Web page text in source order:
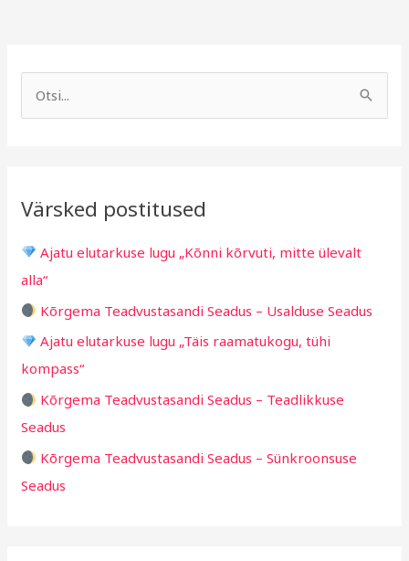
c
o
r
:
Värsked postitused
Ajatu elutarkuse lugu „Kõnni kõrvuti, mitte ülevalt
alla“
Kõrgema Teadvustasandi Seadus – Usalduse Seadus
Ajatu elutarkuse lugu „Täis raamatukogu, tühi
kompass“
Kõrgema Teadvustasandi Seadus – Teadlikkuse
Seadus
Kõrgema Teadvustasandi Seadus – Sünkroonsuse
Seadus
g
i
d